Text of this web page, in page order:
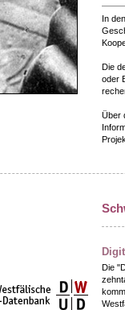
In
Die
oder
Über
Die